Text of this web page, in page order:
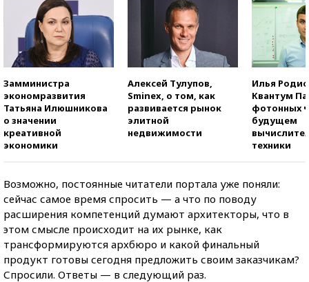
Замминистра
экономразвития
Татьяна Илюшникова
о значении
креативной
экономики
Алексей Тулупов,
Sminex, о том, как
развивается рынок
элитной
недвижимости
Илья
Квантум
фотонных
будущем
техники
Возможно, постоянные читатели портала уже поняли:
сейчас самое время спросить — а что по поводу
расширения компетенций думают архитекторы, что в
этом смысле происходит на их рынке, как
трансформируются архбюро и какой финальный
продукт готовы сегодня предложить своим заказчикам?
Спросили. Ответы — в следующий раз.